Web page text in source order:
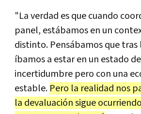
"La verdad es que cuando
panel, estábamos en un
distinto. Pensábamos que tras
íbamos a estar en un estado
incertidumbre pero con una
estable. Pero la realidad nos
la devaluación sigue